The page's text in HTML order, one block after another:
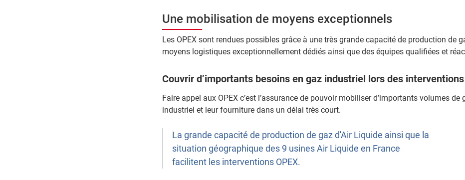
Une mobilisation de moyens exceptionnels
Les OPEX sont rendues possibles grâce à une très grande capacité de production de
moyens logistiques exceptionnellement dédiés ainsi que des équipes qualifiées et
Couvrir d’importants besoins en gaz industriel lors des interventions
Faire appel aux OPEX c’est l’assurance de pouvoir mobiliser d’importants volumes de
industriel et leur fourniture dans un délai très court.
La grande capacité de production de gaz d'Air Liquide ainsi que la
situation géographique des 9 usines Air Liquide en France
facilitent les interventions OPEX.